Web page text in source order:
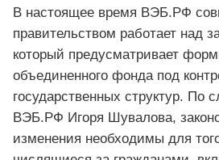
В настоящее время ВЭБ.РФ
правительством работает над
который предусматривает
объединенного фонда под
государственных структур. По
ВЭБ.РФ Игоря Шувалова,
изменения необходимы для